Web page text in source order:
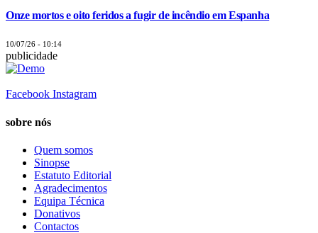
Onze mortos e oito feridos a fugir de incêndio em Espanha
10/07/26 - 10:14
publicidade
Facebook Instagram
sobre nós
Quem somos
Sinopse
Estatuto Editorial
Agradecimentos
Equipa Técnica
Donativos
Contactos